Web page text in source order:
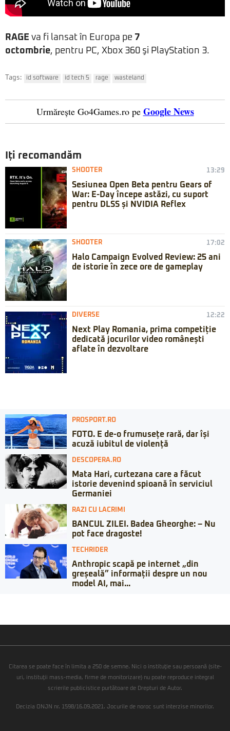
RAGE va fi lansat în Europa pe 7
octombrie, pentru PC, Xbox 360 şi PlayStation 3.
Tags: id software id tech 5 rage wasteland
Urmărește Go4Games.ro pe Google News
Iți recomandăm
SHOOTER 13:29
Sesiunea Open Beta pentru Gears of
War: E-Day începe astăzi, cu suport
pentru DLSS și NVIDIA Reflex
SHOOTER 17:02
Halo Campaign Evolved Review: 25 ani
de istorie în zece ore de gameplay
DIVERSE 12:22
Next Play Romania, prima competiție
dedicată jocurilor video românești
aflate în dezvoltare
PROSPORT.RO
FOTO. E de-o frumusețe rară, dar își
acuză iubitul de violență
DESCOPERA.RO
Mata Hari, curtezana care a făcut
istorie devenind spioană în serviciul
Germaniei
RAZI CU LACRIMI
BANCUL ZILEI. Badea Gheorghe: – Nu
pot face dragoste!
TECHRIDER
Anthropic scapă pe internet „din
greșeală” informații despre un nou
model AI, mai...
Citarea se poate face în limita a 250 de semne. Nici o instituţie sau persoană (site-
uri, instituţii mass-media, firme de monitorizare) nu poate reproduce integral
scrierile publicistice purtătoare de Drepturi de Autor.
Decizia ONJN nr. 1598/16.09.2021. Jocurile de noroc sunt interzise minorilor.